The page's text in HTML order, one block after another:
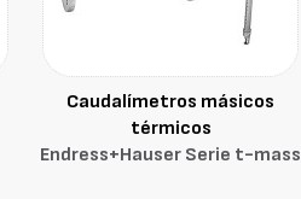
Caudalímetros másicos
térmicos
Endress+Hauser Serie t-mass